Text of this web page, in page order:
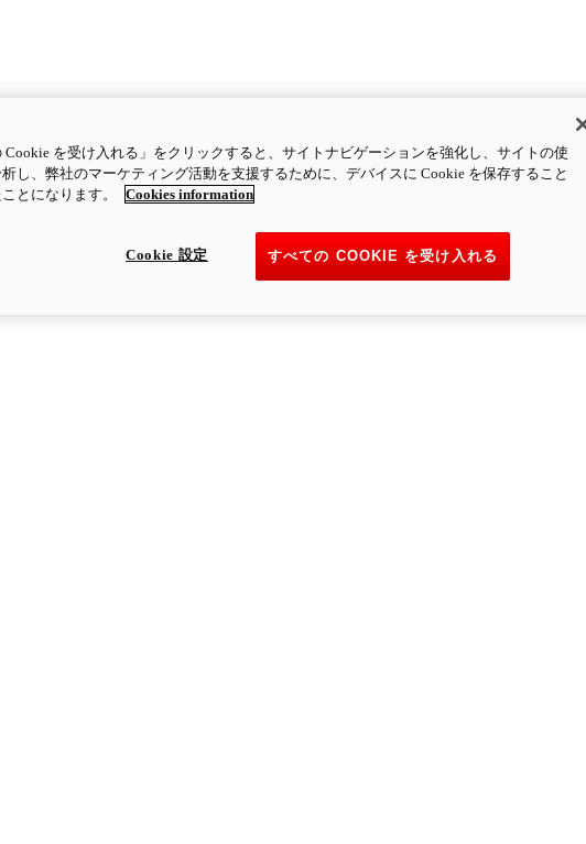
Cookie を受け入れる」をクリックすると、サイトナビゲーションを強化し、サイトの使
し、弊社のマーケティング活動を支援するために、デバイスに Cookie を保存すること
とになります。
Cookies information
すべての COOKIE を受け入れる
Cookie 設定